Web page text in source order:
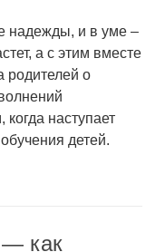
надежды, и в уме –
а с этим вместе
родителей о
наступает
детей.
— как